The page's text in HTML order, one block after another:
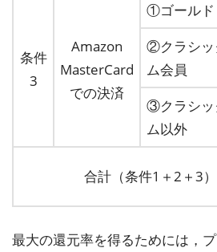
条件
3
Amazon
MasterCard
での決済
①ゴールド
②クラシッ
ム会員
③クラシッ
ム以外
合計（条件1＋2＋3）
最大の還元率を得るためには，